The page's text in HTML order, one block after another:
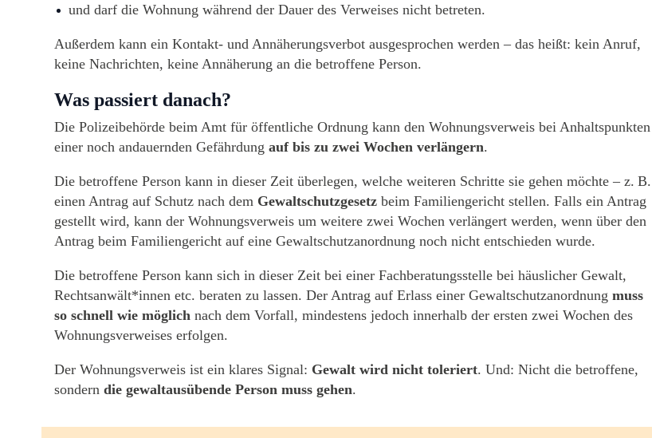
und darf die Wohnung während der Dauer des Verweises nicht betreten.
Außerdem kann ein Kontakt- und Annäherungsverbot ausgesprochen werden – das heißt: kein Anruf,
keine Nachrichten, keine Annäherung an die betroffene Person.
Was passiert danach?
Die Polizeibehörde beim Amt für öffentliche Ordnung kann den Wohnungsverweis bei Anhaltspunkten
einer noch andauernden Gefährdung auf bis zu zwei Wochen verlängern.
Die betroffene Person kann in dieser Zeit überlegen, welche weiteren Schritte sie gehen möchte – z. B.
einen Antrag auf Schutz nach dem Gewaltschutzgesetz beim Familiengericht stellen. Falls ein Antrag
gestellt wird, kann der Wohnungsverweis um weitere zwei Wochen verlängert werden, wenn über den
Antrag beim Familiengericht auf eine Gewaltschutzanordnung noch nicht entschieden wurde.
Die betroffene Person kann sich in dieser Zeit bei einer Fachberatungsstelle bei häuslicher Gewalt,
Rechtsanwält*innen etc. beraten zu lassen. Der Antrag auf Erlass einer Gewaltschutzanordnung muss
so schnell wie möglich nach dem Vorfall, mindestens jedoch innerhalb der ersten zwei Wochen des
Wohnungsverweises erfolgen.
Der Wohnungsverweis ist ein klares Signal: Gewalt wird nicht toleriert. Und: Nicht die betroffene,
sondern die gewaltausübende Person muss gehen.